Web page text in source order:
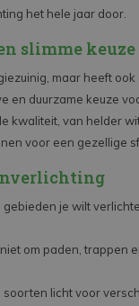
het hele jaar door.
slimme keuze
maar heeft
en duurzame keuze
kwaliteit, van helder
voor een gezellige
gebieden je wilt
om paden, trappen
soorten licht voor